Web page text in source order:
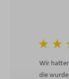
Wir
die